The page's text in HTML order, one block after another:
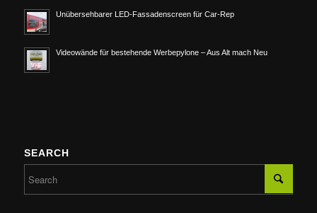
Unübersehbarer LED-Fassadenscreen für Car-Rep
Videowände für bestehende Werbepylone – Aus Alt mach Neu
SEARCH